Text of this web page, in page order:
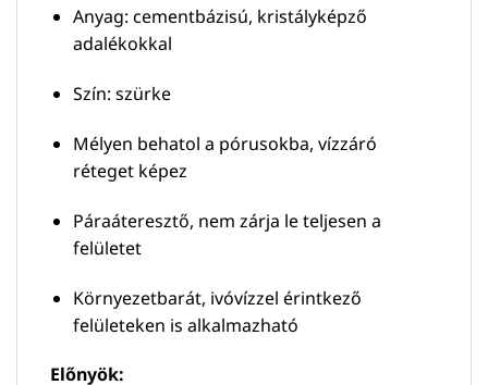
Anyag: cementbázisú, kristályképző
adalékokkal
Szín: szürke
Mélyen behatol a pórusokba, vízzáró
réteget képez
Páraáteresztő, nem zárja le teljesen a
felületet
Környezetbarát, ivóvízzel érintkező
felületeken is alkalmazható
Előnyök: